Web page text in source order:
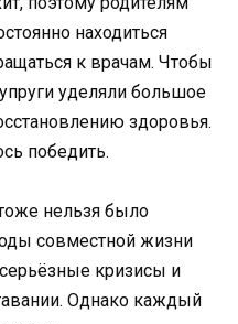
находиться
к врачам. Чтобы
уделяли большое
здоровья.
победить.
нельзя было
совместной жизни
кризисы и
Однако каждый